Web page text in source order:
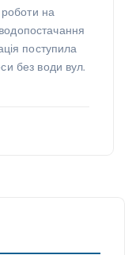
роботи на
поступила
без води вул.